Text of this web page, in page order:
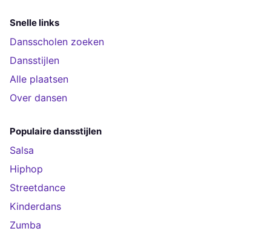
Snelle links
Dansscholen zoeken
Dansstijlen
Alle plaatsen
Over dansen
Populaire dansstijlen
Salsa
Hiphop
Streetdance
Kinderdans
Zumba